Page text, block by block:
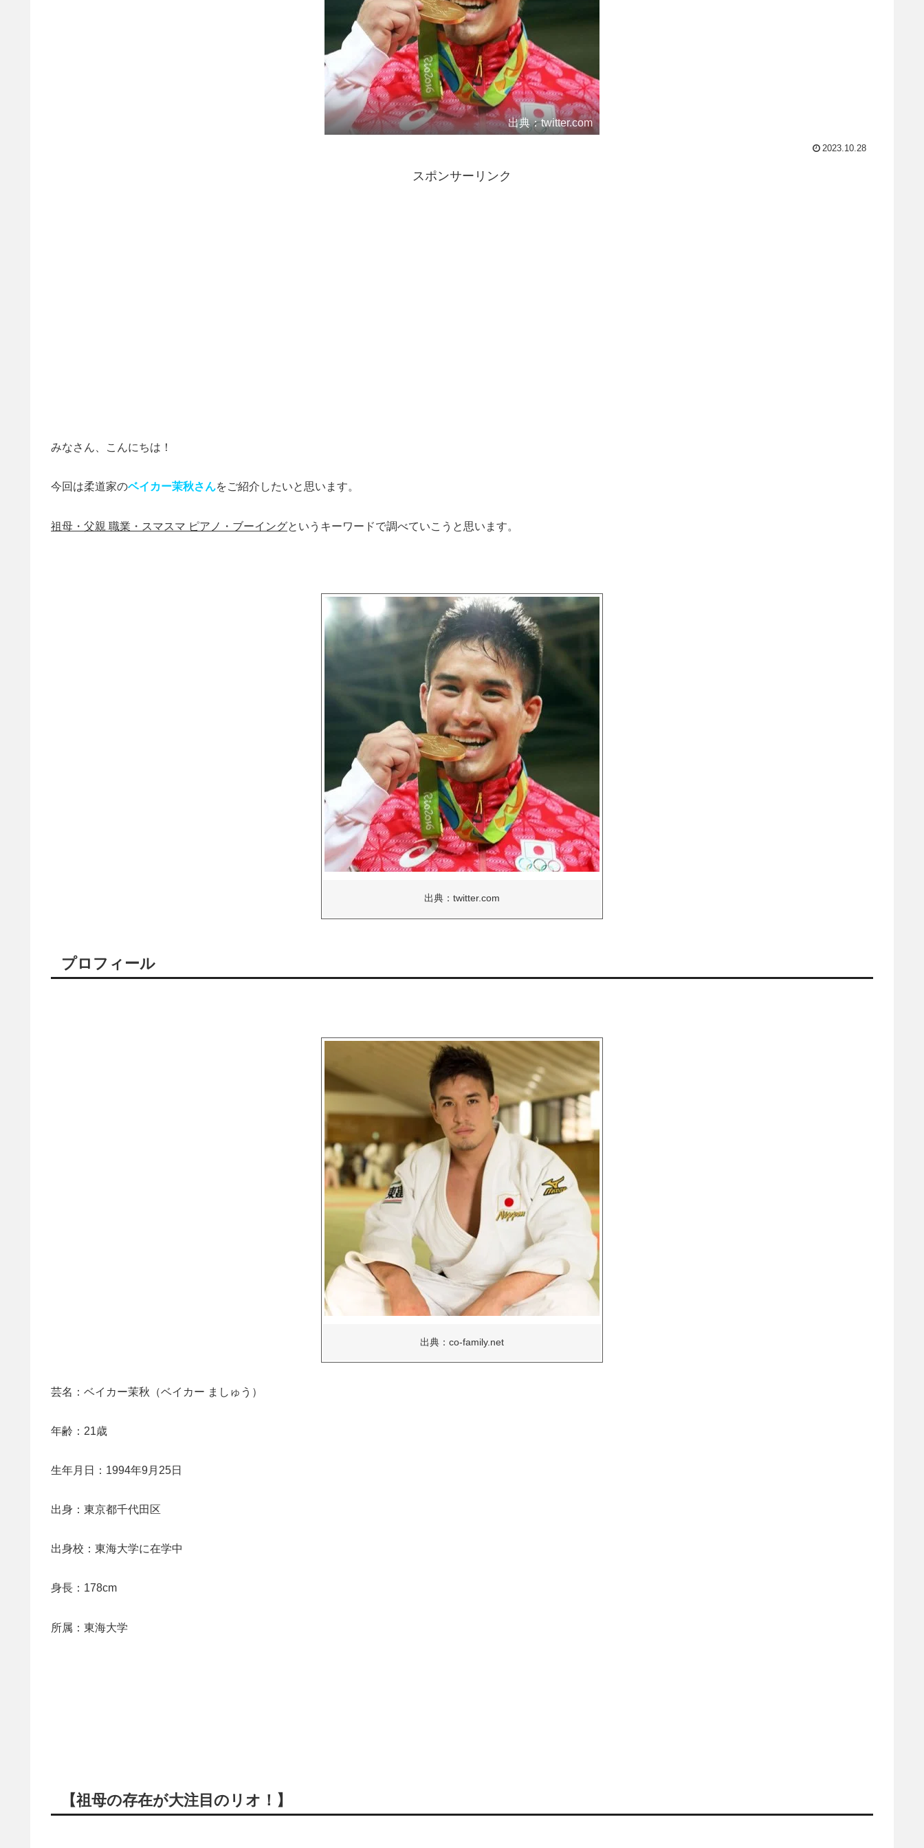
出典：twitter.com
2023.10.28
スポンサーリンク
みなさん、こんにちは！
今回は柔道家のベイカー茉秋さんをご紹介したいと思います。
祖母・父親 職業・スマスマ ピアノ・ブーイングというキーワードで調べていこうと思います。
出典：twitter.com
プロフィール
出典：co-family.net
芸名：ベイカー茉秋（ベイカー ましゅう）
年齢：21歳
生年月日：1994年9月25日
出身：東京都千代田区
出身校：東海大学に在学中
身長：178cm
所属：東海大学
【祖母の存在が大注目のリオ！】